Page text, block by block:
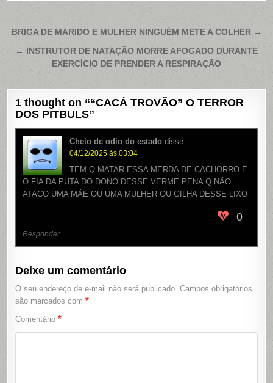
Navegação
de
BRIGA DE MARIDO E MULHER NINGUÉM METE A COLHER →
← INSTRUTOR DE NATAÇÃO MORRE AFOGADO DURANTE
EXERCÍCIO DE PRENDER A RESPIRAÇÃO
1 thought on ““CACÁ TROVÃO” O TERROR
DOS PITBULS”
Cheio de odio do estado disse:
04/12/2025 às 03:04
TEM Q MATAR ESSA MERDA DE CACHORRO E
O FIA DA PUTA DO DONO DESSE VERME PENA Q NÃO
ATACO UMA MÃE OU UMA MULHER OU GILHA DESSE LIXO
0
Responder
Deixe um comentário
O seu endereço de e-mail não será publicado. Campos obrigatórios
são marcados com*
Comentário*